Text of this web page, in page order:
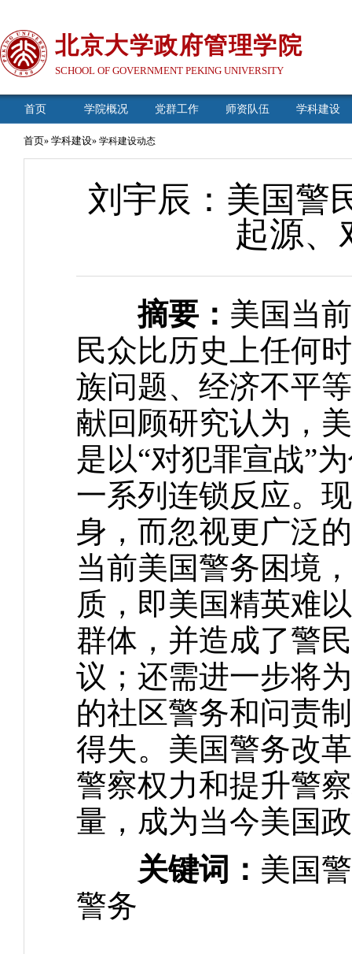
北京大学政府管理学院
SCHOOL OF GOVERNMENT PEKING UNIVERSITY
首页 学院概况 党群工作 师资队伍 学科建设
首页» 学科建设» 学科建设动态
刘宇辰：美国警
起源、
摘要： 美国当
民众比历史上任何
族问题、经济不平
献回顾研究认为，
是以“对犯罪宣战”
一系列连锁反应。
身，而忽视更广泛
当前美国警务困境
质，即美国精英难
群体，并造成了警
议；还需进一步将
的社区警务和问责
得失。美国警务改
警察权力和提升警
量，成为当今美国
关键词： 美国
警务